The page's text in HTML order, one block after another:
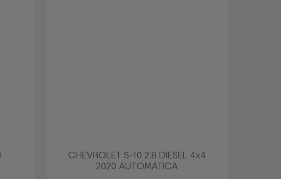
CHEVROLET S-10 2.8 DIESEL 4x4
2020 AUTOMÁTICA